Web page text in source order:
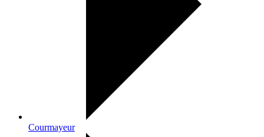
Courmayeur